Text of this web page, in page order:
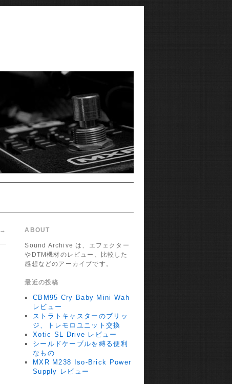
→ ABOUT
Sound Archive は、エフェクター
やDTM機材のレビュー、比較した
感想などのアーカイブです。
最近の投稿
CBM95 Cry Baby Mini Wah
レビュー
ストラトキャスターのブリッ
ジ、トレモロユニット交換
Xotic SL Drive レビュー
シールドケーブルを縛る便利
なもの
MXR M238 Iso-Brick Power
Supply レビュー